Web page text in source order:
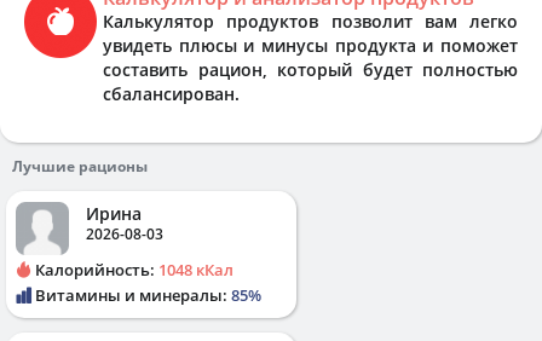
Калькулятор продуктов позволит вам легко
увидеть плюсы и минусы продукта и поможет
составить рацион, который будет полностью
сбалансирован.
Лучшие рационы
Ирина
2026-08-03
Калорийность: 1048 кКал
Витамины и минералы: 85%